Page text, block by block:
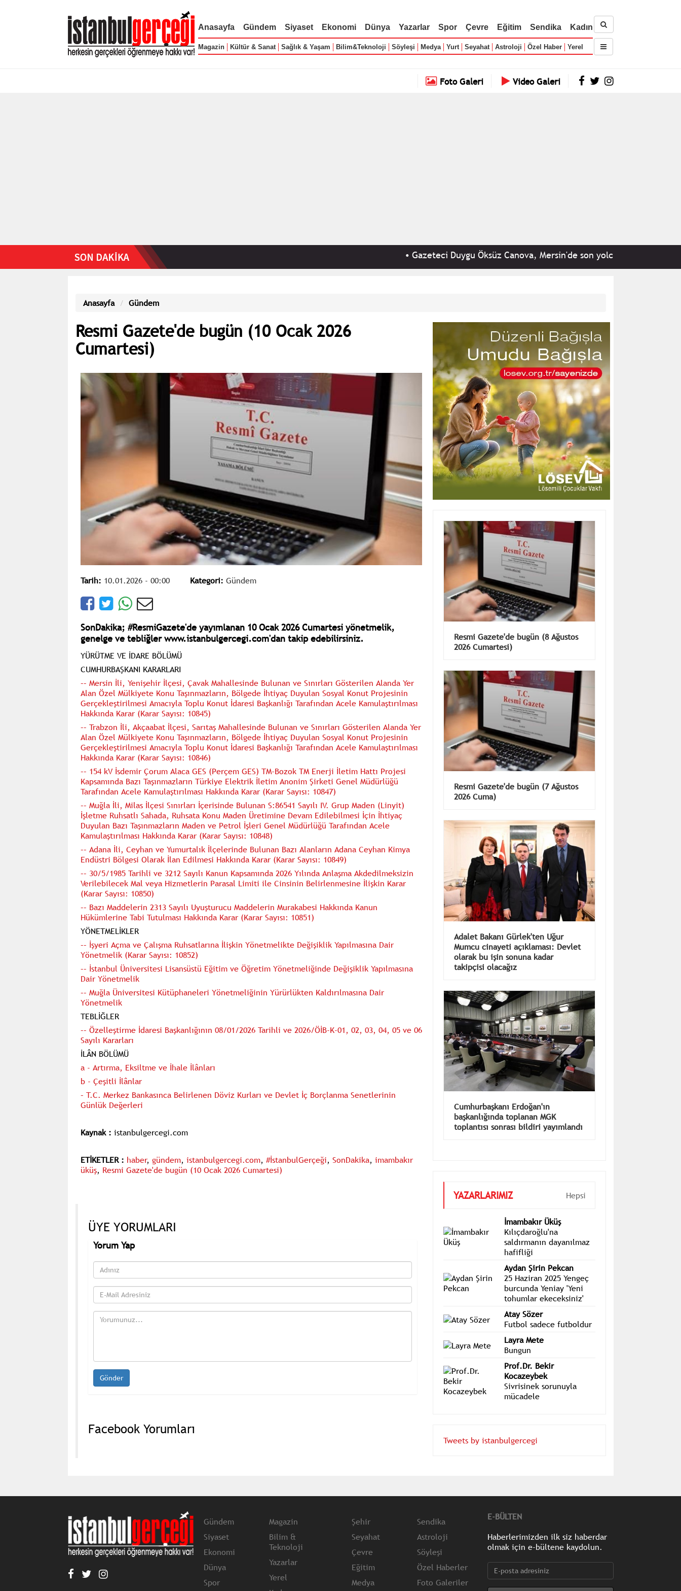
Anasayfa Gündem Siyaset Ekonomi Dünya Yazarlar Spor Çevre Eğitim Sendika Kadın
Magazin Kültür & Sanat Sağlık & Yaşam Bilim&Teknoloji Söyleşi Medya Yurt Seyahat Astroloji Özel Haber Yerel
Foto Galeri Video Galeri
Gazeteci Duygu Öksüz Canova, Mersin'de son yolculuğuna uğurlandı
Anasayfa Gündem
Resmi Gazete'de bugün (10 Ocak 2026
Cumartesi)
Tarih: 10.01.2026 - 00:00 Kategori: Gündem
SonDakika; #ResmiGazete'de yayımlanan 10 Ocak 2026 Cumartesi yönetmelik,
genelge ve tebliğler www.istanbulgercegi.com'dan takip edebilirsiniz.
YÜRÜTME VE İDARE BÖLÜMÜ
CUMHURBAŞKANI KARARLARI
–– Mersin İli, Yenişehir İlçesi, Çavak Mahallesinde Bulunan ve Sınırları Gösterilen Alanda Yer
Alan Özel Mülkiyete Konu Taşınmazların, Bölgede İhtiyaç Duyulan Sosyal Konut Projesinin
Gerçekleştirilmesi Amacıyla Toplu Konut İdaresi Başkanlığı Tarafından Acele Kamulaştırılması
Hakkında Karar (Karar Sayısı: 10845)
–– Trabzon İli, Akçaabat İlçesi, Sarıtaş Mahallesinde Bulunan ve Sınırları Gösterilen Alanda Yer
Alan Özel Mülkiyete Konu Taşınmazların, Bölgede İhtiyaç Duyulan Sosyal Konut Projesinin
Gerçekleştirilmesi Amacıyla Toplu Konut İdaresi Başkanlığı Tarafından Acele Kamulaştırılması
Hakkında Karar (Karar Sayısı: 10846)
–– 154 kV İsdemir Çorum Alaca GES (Perçem GES) TM-Bozok TM Enerji İletim Hattı Projesi
Kapsamında Bazı Taşınmazların Türkiye Elektrik İletim Anonim Şirketi Genel Müdürlüğü
Tarafından Acele Kamulaştırılması Hakkında Karar (Karar Sayısı: 10847)
–– Muğla İli, Milas İlçesi Sınırları İçerisinde Bulunan S:86541 Sayılı IV. Grup Maden (Linyit)
İşletme Ruhsatlı Sahada, Ruhsata Konu Maden Üretimine Devam Edilebilmesi İçin İhtiyaç
Duyulan Bazı Taşınmazların Maden ve Petrol İşleri Genel Müdürlüğü Tarafından Acele
Kamulaştırılması Hakkında Karar (Karar Sayısı: 10848)
–– Adana İli, Ceyhan ve Yumurtalık İlçelerinde Bulunan Bazı Alanların Adana Ceyhan Kimya
Endüstri Bölgesi Olarak İlan Edilmesi Hakkında Karar (Karar Sayısı: 10849)
–– 30/5/1985 Tarihli ve 3212 Sayılı Kanun Kapsamında 2026 Yılında Anlaşma Akdedilmeksizin
Verilebilecek Mal veya Hizmetlerin Parasal Limiti ile Cinsinin Belirlenmesine İlişkin Karar
(Karar Sayısı: 10850)
–– Bazı Maddelerin 2313 Sayılı Uyuşturucu Maddelerin Murakabesi Hakkında Kanun
Hükümlerine Tabi Tutulması Hakkında Karar (Karar Sayısı: 10851)
YÖNETMELİKLER
–– İşyeri Açma ve Çalışma Ruhsatlarına İlişkin Yönetmelikte Değişiklik Yapılmasına Dair
Yönetmelik (Karar Sayısı: 10852)
–– İstanbul Üniversitesi Lisansüstü Eğitim ve Öğretim Yönetmeliğinde Değişiklik Yapılmasına
Dair Yönetmelik
–– Muğla Üniversitesi Kütüphaneleri Yönetmeliğinin Yürürlükten Kaldırılmasına Dair
Yönetmelik
TEBLİĞLER
–– Özelleştirme İdaresi Başkanlığının 08/01/2026 Tarihli ve 2026/ÖİB-K-01, 02, 03, 04, 05 ve 06
Sayılı Kararları
İLÂN BÖLÜMÜ
a - Artırma, Eksiltme ve İhale İlânları
b - Çeşitli İlânlar
– T.C. Merkez Bankasınca Belirlenen Döviz Kurları ve Devlet İç Borçlanma Senetlerinin
Günlük Değerleri
Kaynak : istanbulgercegi.com
ETİKETLER : haber, gündem, istanbulgercegi.com, #İstanbulGerçeği, SonDakika, imambakır
üküş, Resmi Gazete'de bugün (10 Ocak 2026 Cumartesi)
ÜYE YORUMLARI
Yorum Yap
Facebook Yorumları
Resmi Gazete'de bugün (8 Ağustos
Resmi Gazete'de bugün (7 Ağustos
Adalet Bakanı Gürlek'ten Uğur
Mumcu cinayeti açıklaması: Devlet
olarak bu işin sonuna kadar
Cumhurbaşkanı Erdoğan'ın
başkanlığında toplanan MGK
İmambakır Üküş
Kılıçdaroğlu'na
saldırmanın dayanılmaz
hafifliği
Aydan Şirin Pekcan
25 Haziran 2025 Yengeç
burcunda Yeniay 'Yeni
tohumlar ekeceksiniz'
Atay Sözer
Futbol sadece futboldur
Layra Mete
Bungun
Prof.Dr. Bekir
Kocazeybek
Sivrisinek sorunuyla
Gündem
Siyaset
Ekonomi
Dünya
Spor
Magazin
Bilim &
Teknoloji
Yazarlar
Yerel
Şehir
Seyahat
Çevre
Eğitim
Medya
Sendika
Astroloji
Söyleşi
Özel Haberler
Foto Galeriler
E-BÜLTEN
Haberlerimizden ilk siz haberdar
olmak için e-bültene kaydolun.